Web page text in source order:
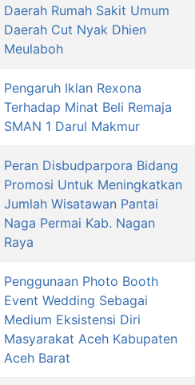
Daerah Rumah Sakit Umum
Daerah Cut Nyak Dhien
Meulaboh
Pengaruh Iklan Rexona
Terhadap Minat Beli Remaja
SMAN 1 Darul Makmur
Peran Disbudparpora Bidang
Promosi Untuk Meningkatkan
Jumlah Wisatawan Pantai
Naga Permai Kab. Nagan
Raya
Penggunaan Photo Booth
Event Wedding Sebagai
Medium Eksistensi Diri
Masyarakat Aceh Kabupaten
Aceh Barat